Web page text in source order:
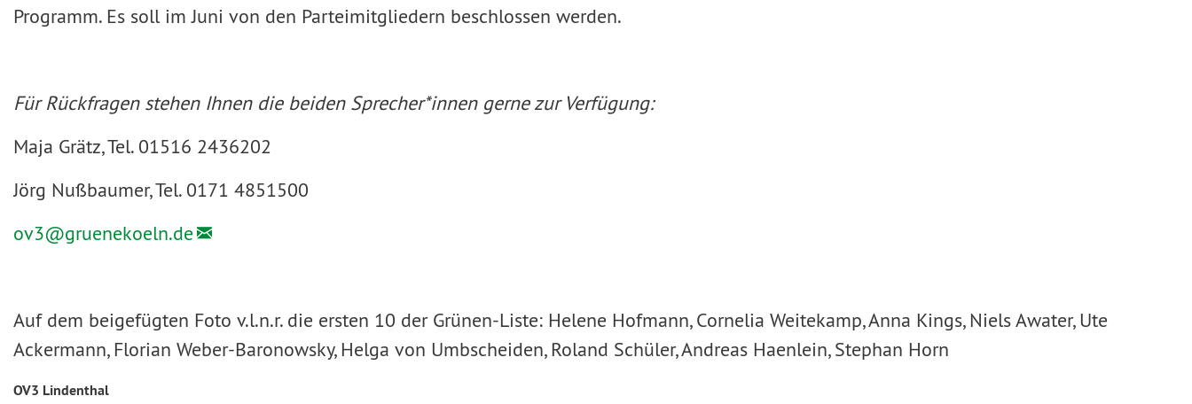
Programm. Es soll im Juni von den Parteimitgliedern beschlossen werden.
Für Rückfragen stehen Ihnen die beiden Sprecher*innen gerne zur Verfügung:
Maja Grätz, Tel. 01516 2436202
Jörg Nußbaumer, Tel. 0171 4851500
ov3@gruenekoeln.de
Auf dem beigefügten Foto v.l.n.r. die ersten 10 der Grünen-Liste: Helene Hofmann, Cornelia Weitekamp, Anna Kings, Niels Awater, Ute
Ackermann, Florian Weber-Baronowsky, Helga von Umbscheiden, Roland Schüler, Andreas Haenlein, Stephan Horn
OV3 Lindenthal